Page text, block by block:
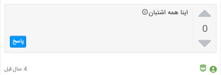

0

اینا همه اشتبان😐
پاسخ
😇 4 سال قبل